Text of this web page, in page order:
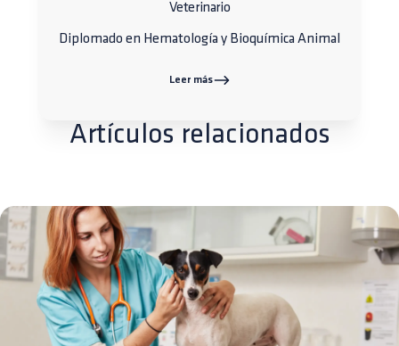
Veterinario
Diplomado en Hematología y Bioquímica Animal
Leer más
Artículos relacionados